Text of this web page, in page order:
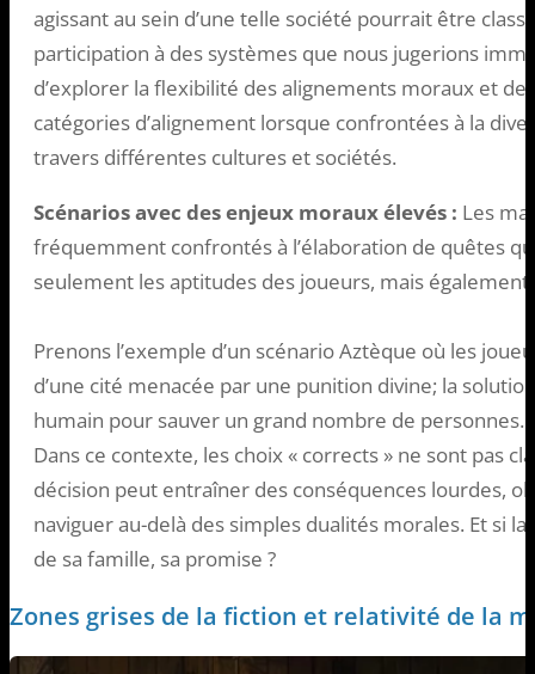
agissant au sein d’une telle société pourrait être
participation à des systèmes que nous jugerions
d’explorer la flexibilité des alignements moraux et
catégories d’alignement lorsque confrontées à la
travers différentes cultures et sociétés.
Scénarios avec des enjeux moraux élevés : Les
fréquemment confrontés à l’élaboration de quêtes
seulement les aptitudes des joueurs, mais
Prenons l’exemple d’un scénario Aztèque où les
d’une cité menacée par une punition divine; la
humain pour sauver un grand nombre de personnes.
Dans ce contexte, les choix « corrects » ne sont pas
décision peut entraîner des conséquences lourdes,
naviguer au-delà des simples dualités morales. Et si
de sa famille, sa promise ?
Zones grises de la fiction et relativité de la